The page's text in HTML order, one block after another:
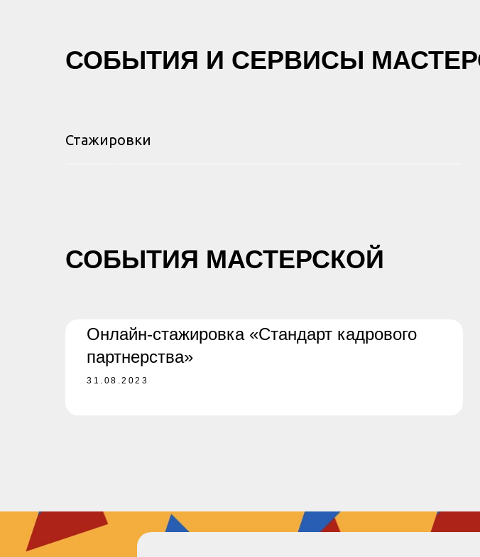
СОБЫТИЯ И СЕРВИСЫ
Стажировки
СОБЫТИЯ МАСТЕРСКОЙ
Онлайн-стажировка «Стандарт кадрового
партнерства»
31.08.2023